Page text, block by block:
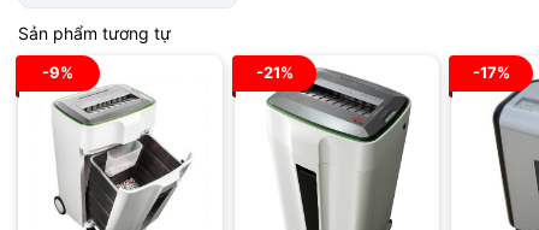
Sản phẩm tương tự
-9% -21% -17%